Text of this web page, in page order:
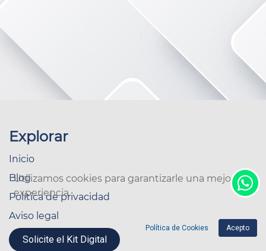
Explorar
Inicio
Blog
Política de privacidad
Aviso legal
Solicite el Kit Digital
Utilizamos cookies para garantizarle una mejor
experiencia.
Política de Cookies Acepto